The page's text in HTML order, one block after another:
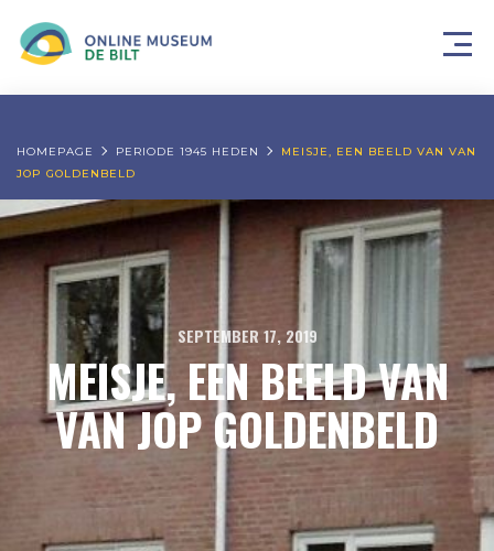
HOMEPAGE PERIODE 1945 HEDEN
MEISJE, EEN BEELD VAN VAN
JOP GOLDENBELD
SEPTEMBER 17, 2019
MEISJE, EEN BEELD VAN
VAN JOP GOLDENBELD